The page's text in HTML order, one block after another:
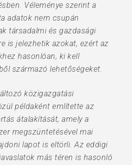
Véleménye szerint a
adatok nem csupán
társadalmi és gazdasági
is jelezhetik azokat, ezért az
hasonlóan, ki kell
származó lehetőségeket.
közigazgatási
példaként említette az
átalakítását, amely a
megszüntetésével mai
lapot is eltörli. Az eddigi
más téren is hasonló